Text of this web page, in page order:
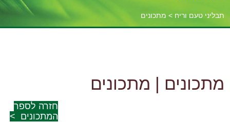
תבליני טעם וריח > מתכונים
מתכונים מתכונים
חזרה לספר
המתכונים >